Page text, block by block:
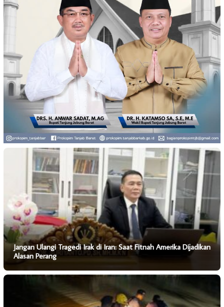
Jangan Ulangi Tragedi Irak di Iran: Saat Fitnah Amerika Dijadikan
Alasan Perang